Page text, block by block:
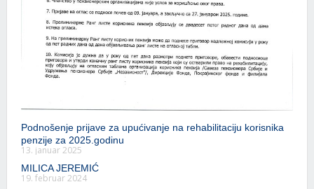
Podnošenje prijave za upućivanje na rehabilitaciju korisnika
penzije za 2025.godinu
13. januar 2025
MILICA JEREMIĆ
19. februar 2024